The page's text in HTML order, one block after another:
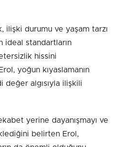
ilişki durumu ve yaşam tarzı
ideal standartların
hissini
yoğun kıyaslamanın
değer algısıyla ilişkili
yerine dayanışmayı ve
belirten Erol,